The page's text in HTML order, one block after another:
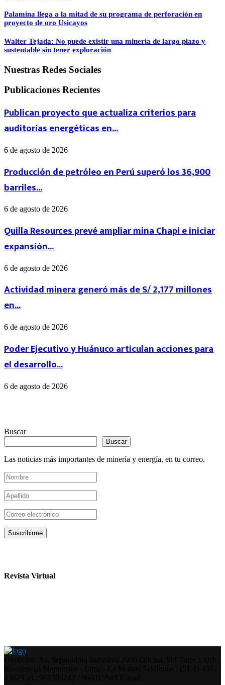
Palamina llega a la mitad de su programa de perforación en
proyecto de oro Usicayos
Walter Tejada: No puede existir una minería de largo plazo y
sustentable sin tener exploración
Nuestras Redes Sociales
Publicaciones Recientes
Publican proyecto que actualiza criterios para
auditorías energéticas en...
6 de agosto de 2026
Producción de petróleo en Perú superó los 36,900
barriles...
6 de agosto de 2026
Quilla Resources prevé ampliar mina Chapi e iniciar
expansión...
6 de agosto de 2026
Actividad minera generó más de S/ 2,177 millones
en...
6 de agosto de 2026
Poder Ejecutivo y Huánuco articulan acciones para
el desarrollo...
6 de agosto de 2026
Buscar
Buscar
Las noticias más importantes de minería y energía, en tu correo.
Revista Virtual